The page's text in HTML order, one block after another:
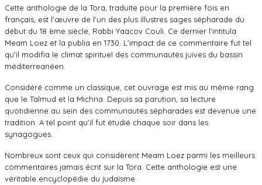
Cette anthologie de la Tora, traduite pour la première fois en
français, est l'œuvre de l'un des plus illustres sages sépharade du
début du 18 ème siècle, Rabbi Yaacov Couli. Ce dernier l'intitula
Meam Loez et la publia en 1730. L'impact de ce commentaire fut tel
qu'il modifia le climat spirituel des communautés juives du bassin
méditerreanéen.
Considéré comme un classique, cet ouvrage est mis au même rang
que le Talmud et la Michna. Depuis sa parution, sa lecture
quotidienne au sein des communautés sépharades est devenue une
tradition. A tel point qu'il fut étudié chaque soir dans les
synagogues.
Nombreux sont ceux qui considèrent Meam Loez parmi les meilleurs
commentaires jamais écrit sur la Tora. Cette anthologie est une
véritable encyclopédie du judaïsme.